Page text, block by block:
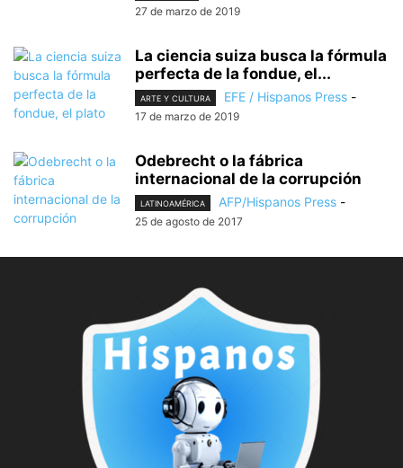
27 de marzo de 2019
La ciencia suiza busca la fórmula
perfecta de la fondue, el...
ARTE Y CULTURA EFE / Hispanos Press -
17 de marzo de 2019
Odebrecht o la fábrica
internacional de la corrupción
LATINOAMÉRICA AFP/Hispanos Press -
25 de agosto de 2017